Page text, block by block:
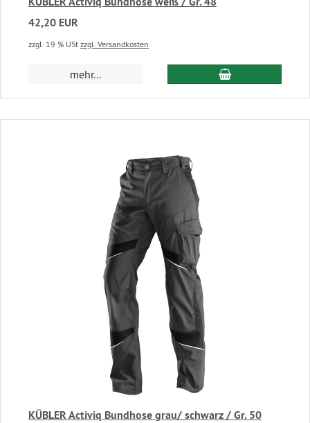
42,20 EUR
zzgl. 19 % USt zzgl. Versandkosten
mehr... In den
KÜBLER Activiq Bundhose grau/ schwarz / Gr. 50